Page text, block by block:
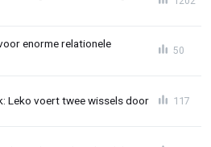
enorme relationele
50
Leko voert twee wissels door 117